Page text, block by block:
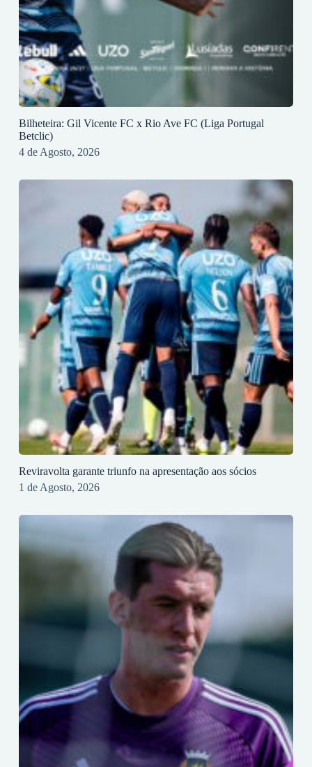
Bilheteira: Gil Vicente FC x Rio Ave FC (Liga Portugal
Betclic)
4 de Agosto, 2026
Reviravolta garante triunfo na apresentação aos sócios
1 de Agosto, 2026